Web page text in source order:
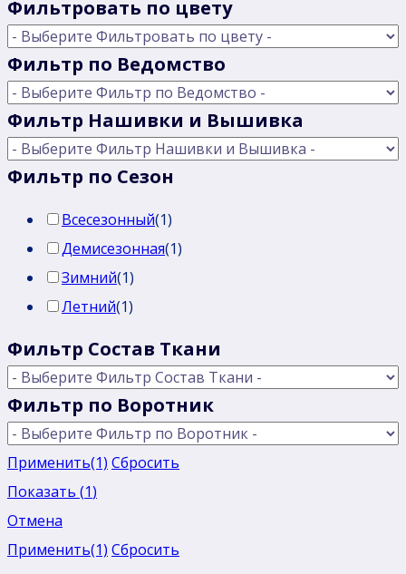
Фильтровать по цвету
Фильтр по Ведомство
Фильтр Нашивки и Вышивка
Фильтр по Сезон
Всесезонный(1)
Демисезонная(1)
Зимний(1)
Летний(1)
Фильтр Состав Ткани
Фильтр по Воротник
Применить(1) Сбросить
Показать (1)
Отмена
Применить(1) Сбросить